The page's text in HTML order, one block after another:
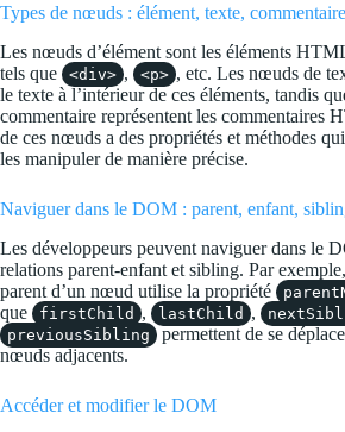
Types de nœuds : élément, texte, commentaire
Les nœuds d’élément sont les éléments
tels que
<div> , <p> , etc. Les nœuds de
le texte à l’intérieur de ces éléments, tandis
commentaire représentent les commentaires
de ces nœuds a des propriétés et méthodes
les manipuler de manière précise.
Naviguer dans le DOM : parent, enfant,
Les développeurs peuvent naviguer dans le
relations parent-enfant et sibling. Par
parent d’un nœud utilise la propriété
que
firstChild , lastChild ,
previousSibling
permettent de se
nœuds adjacents.
Accéder et modifier le DOM